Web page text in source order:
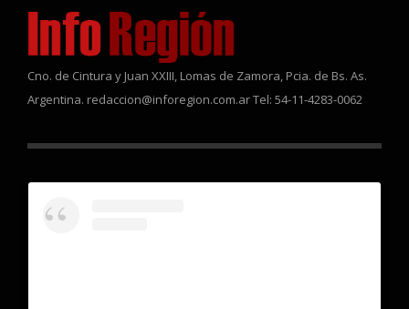
Cno. de Cintura y Juan XXIII, Lomas de Zamora, Pcia. de Bs. As.
Argentina. redaccion@inforegion.com.ar Tel: 54-11-4283-0062